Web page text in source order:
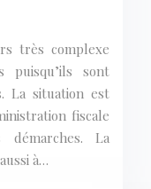
très complexe
puisqu’ils sont
La situation est
fiscale
La
à…